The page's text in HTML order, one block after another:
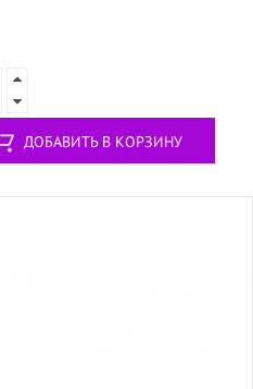
ДОБАВИТЬ В КОРЗИНУ